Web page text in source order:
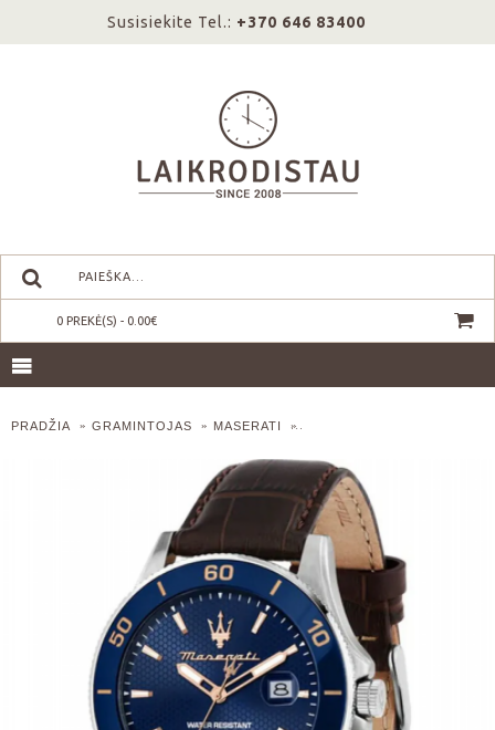
Susisiekite Tel.: +370 646 83400
0 PREKĖ(S) - 0.00€
PRADŽIA GRAMINTOJAS MASERATI